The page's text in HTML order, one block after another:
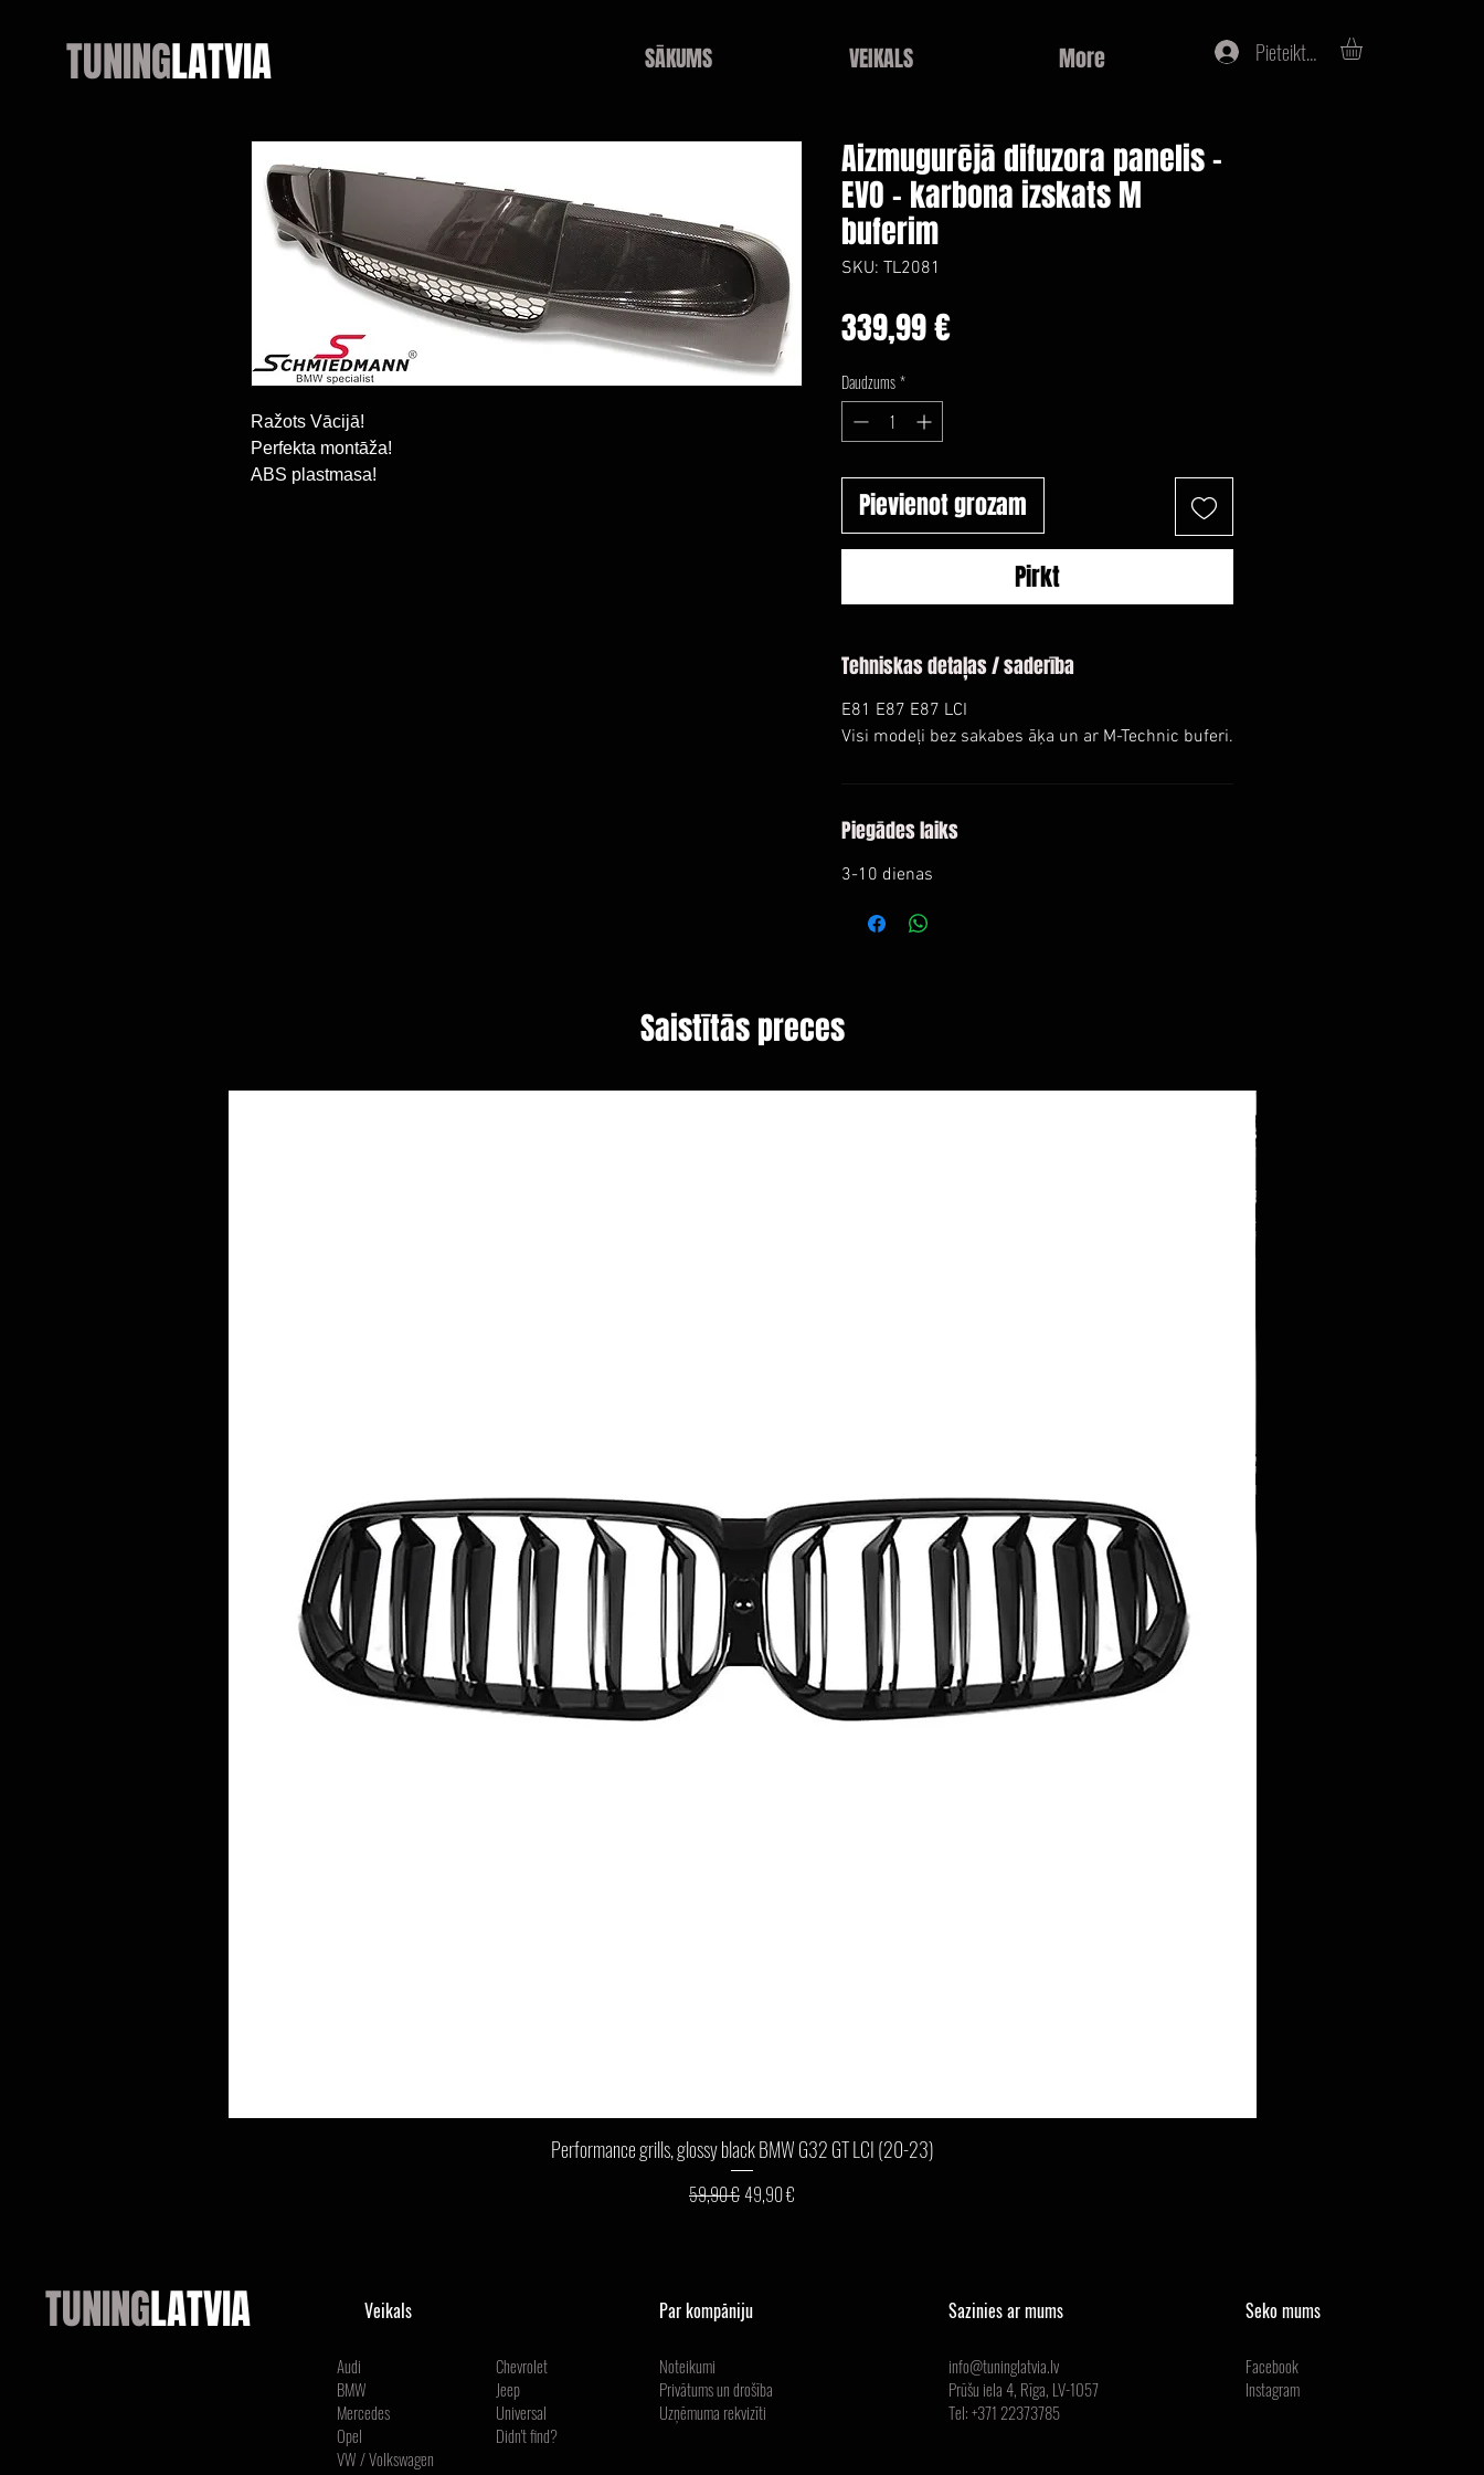
TUNINGLATVIA SĀKUMS VEIKALS More Pieteikties
Ražots Vācijā!
Perfekta montāža!
ABS plastmasa!
Aizmugurējā difuzora panelis -
EVO - karbona izskats M
buferim
SKU: TL2081
339,99 €Cena
Daudzums*
Pievienot grozam
Pirkt
Tehniskas detaļas / saderība
E81 E87 E87 LCI
Visi modeļi bez sakabes āķa un ar M-Technic buferi.
Piegādes laiks
3-10 dienas
Saistītās preces
Ātrais skats
Performance grills, glossy black BMW G32 GT LCI (20-23)
Parastā cena
59,90 € Izpārdošanas cena
49,90 €
TUNINGLATVIA Veikals
Audi
BMW
Mercedes
Opel
VW / Volkswagen
Chevrolet
Jeep
Universal
Didn't find?
Par kompāniju
Noteikumi
Privātums un drošība
Uzņēmuma rekvizīti
Sazinies ar mums
info@tuninglatvia.lv
Prūšu iela 4, Rīga, LV-1057
Tel: +371 22373785
Seko mums
Facebook
Instagram